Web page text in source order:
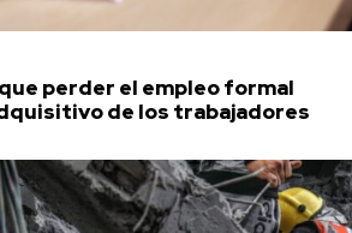
perder el empleo formal
de los trabajadores